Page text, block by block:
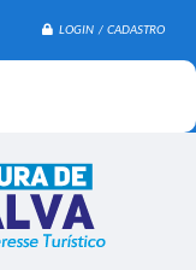
LOGIN / CADASTRO